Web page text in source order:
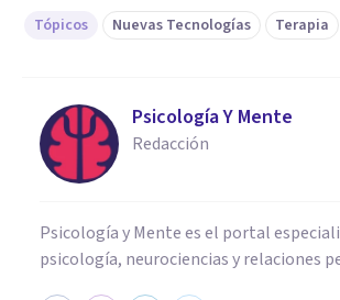
Tópicos Nuevas Tecnologías Terapia
Psicología Y Mente
Redacción
Psicología y Mente es el portal
psicología, neurociencias y relaciones